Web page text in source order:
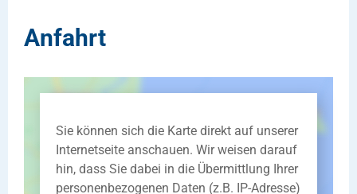
Anfahrt
Sie können sich die Karte direkt auf unserer
Internetseite anschauen. Wir weisen darauf
hin, dass Sie dabei in die Übermittlung Ihrer
personenbezogenen Daten (z.B. IP-Adresse)